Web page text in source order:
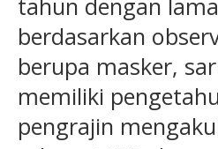
berdasarkan
berupa masker,
memiliki
pengrajin